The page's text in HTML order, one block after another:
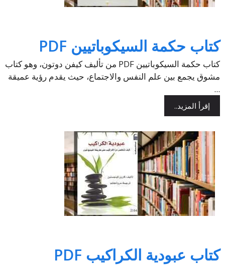
كتاب حكمة السيكوباتيين PDF
كتاب حكمة السيكوباتيين PDF من تأليف كيفن دوتون، وهو كتاب
مشوق يجمع بين علم النفس والاجتماع، حيث يقدم رؤية عميقة
...
إقرأ المزيد..
كتاب عبودية الكراكيب PDF